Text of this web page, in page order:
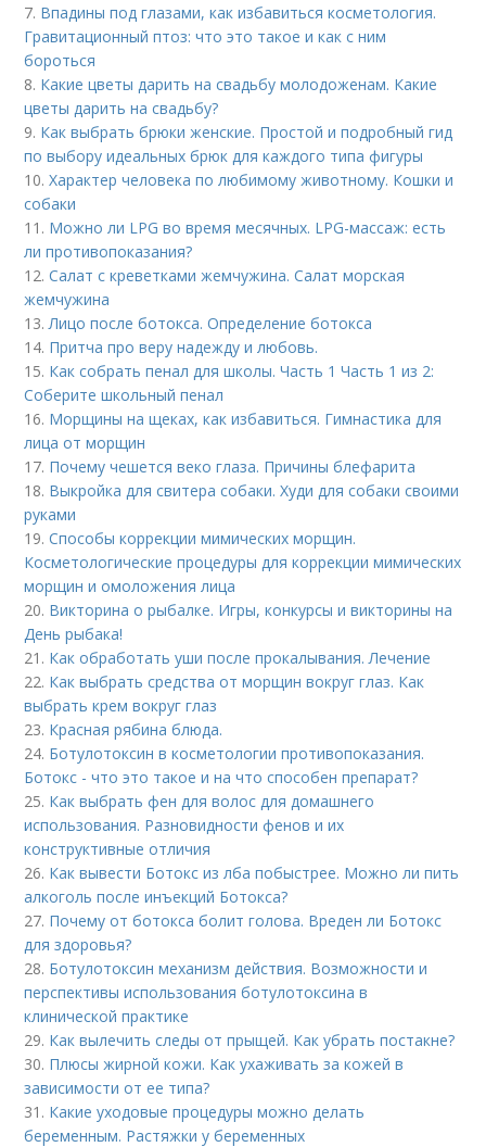
7. Впадины под глазами, как избавиться косметология.
Гравитационный птоз: что это такое и как с ним
бороться
8. Какие цветы дарить на свадьбу молодоженам. Какие
цветы дарить на свадьбу?
9. Как выбрать брюки женские. Простой и подробный гид
по выбору идеальных брюк для каждого типа фигуры
10.Характер человека по любимому животному. Кошки и
собаки
11. Можно ли LPG во время месячных. LPG-массаж: есть
ли противопоказания?
12.Салат с креветками жемчужина. Салат морская
жемчужина
13.Лицо после ботокса. Определение ботокса
14. Притча про веру надежду и любовь.
15. Как собрать пенал для школы. Часть 1 Часть 1 из 2:
Соберите школьный пенал
16. Морщины на щеках, как избавиться. Гимнастика для
лица от морщин
17. Почему чешется веко глаза. Причины блефарита
18. Выкройка для свитера собаки. Худи для собаки своими
руками
19.Способы коррекции мимических морщин.
Косметологические процедуры для коррекции мимических
морщин и омоложения лица
20. Викторина о рыбалке. Игры, конкурсы и викторины на
День рыбака!
21. Как обработать уши после прокалывания. Лечение
22. Как выбрать средства от морщин вокруг глаз. Как
выбрать крем вокруг глаз
23. Красная рябина блюда.
24. Ботулотоксин в косметологии противопоказания.
Ботокс - что это такое и на что способен препарат?
25. Как выбрать фен для волос для домашнего
использования. Разновидности фенов и их
конструктивные отличия
26. Как вывести Ботокс из лба побыстрее. Можно ли пить
алкоголь после инъекций Ботокса?
27. Почему от ботокса болит голова. Вреден ли Ботокс
для здоровья?
28. Ботулотоксин механизм действия. Возможности и
перспективы использования ботулотоксина в
клинической практике
29. Как вылечить следы от прыщей. Как убрать постакне?
30. Плюсы жирной кожи. Как ухаживать за кожей в
зависимости от ее типа?
31. Какие уходовые процедуры можно делать
беременным. Растяжки у беременных